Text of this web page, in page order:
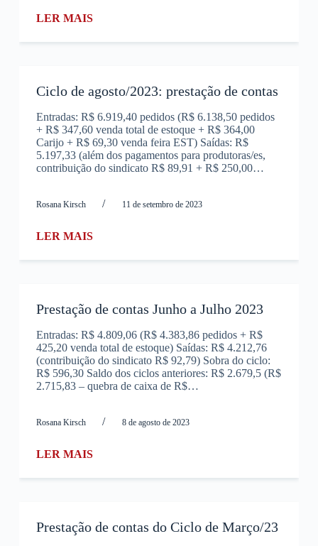
LER MAIS
Ciclo de agosto/2023: prestação de contas
Entradas: R$ 6.919,40 pedidos (R$ 6.138,50 pedidos
+ R$ 347,60 venda total de estoque + R$ 364,00
Carijo + R$ 69,30 venda feira EST) Saídas: R$
5.197,33 (além dos pagamentos para produtoras/es,
contribuição do sindicato R$ 89,91 + R$ 250,00…
Rosana Kirsch / 11 de setembro de 2023
LER MAIS
Prestação de contas Junho a Julho 2023
Entradas: R$ 4.809,06 (R$ 4.383,86 pedidos + R$
425,20 venda total de estoque) Saídas: R$ 4.212,76
(contribuição do sindicato R$ 92,79) Sobra do ciclo:
R$ 596,30 Saldo dos ciclos anteriores: R$ 2.679,5 (R$
2.715,83 – quebra de caixa de R$…
Rosana Kirsch / 8 de agosto de 2023
LER MAIS
Prestação de contas do Ciclo de Março/23